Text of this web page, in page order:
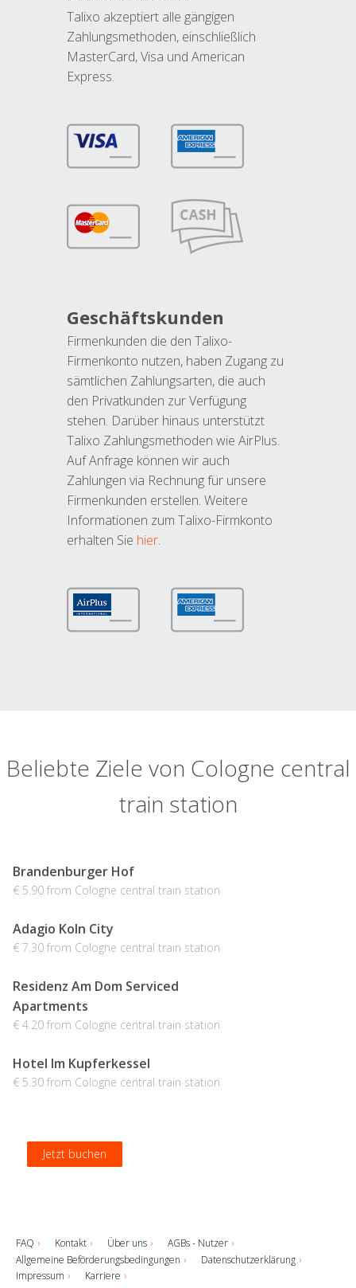
Talixo akzeptiert alle gängigen
Zahlungsmethoden, einschließlich
MasterCard, Visa und American
Express.
Geschäftskunden
Firmenkunden die den Talixo-
Firmenkonto nutzen, haben Zugang zu
sämtlichen Zahlungsarten, die auch
den Privatkunden zur Verfügung
stehen. Darüber hinaus unterstützt
Talixo Zahlungsmethoden wie AirPlus.
Auf Anfrage können wir auch
Zahlungen via Rechnung für unsere
Firmenkunden erstellen. Weitere
Informationen zum Talixo-Firmkonto
erhalten Sie hier.
Beliebte Ziele von Cologne central
train station
Brandenburger Hof
€ 5.90 from Cologne central train station
Jetzt buchen
Adagio Koln City
€ 7.30 from Cologne central train station
Jetzt buchen
Residenz Am Dom Serviced
Apartments
€ 4.20 from Cologne central train station
Jetzt buchen
Hotel Im Kupferkessel
€ 5.30 from Cologne central train station
Jetzt buchen
FAQ Kontakt Über uns
AGBs - Nutzer
Allgemeine Beförderungsbedingungen
Datenschutzerklärung
Impressum
Karriere